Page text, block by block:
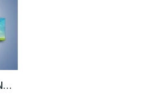
Obraz na płótnie – Na długi spacer z psem...